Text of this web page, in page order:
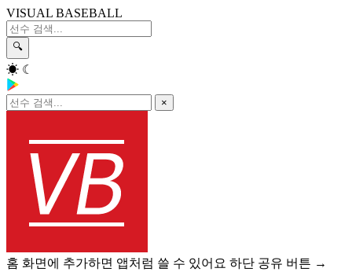
VISUAL BASEBALL
🔍
☀ ☾
×
홈 화면에 추가하면 앱처럼 쓸 수 있어요 하단 공유 버튼 →